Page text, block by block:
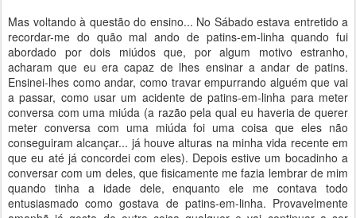
Mas voltando à questão do ensino... No Sábado estava entretido a
recordar-me do quão mal ando de patins-em-linha quando fui
abordado por dois miúdos que, por algum motivo estranho,
acharam que eu era capaz de lhes ensinar a andar de patins.
Ensinei-lhes como andar, como travar empurrando alguém que vai
a passar, como usar um acidente de patins-em-linha para meter
conversa com uma miúda (a razão pela qual eu haveria de querer
meter conversa com uma miúda foi uma coisa que eles não
conseguiram alcançar... já houve alturas na minha vida recente em
que eu até já concordei com eles). Depois estive um bocadinho a
conversar com um deles, que fisicamente me fazia lembrar de mim
quando tinha a idade dele, enquanto ele me contava todo
entusiasmado como gostava de patins-em-linha. Provavelmente